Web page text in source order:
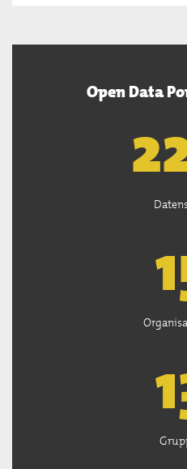
Open Data